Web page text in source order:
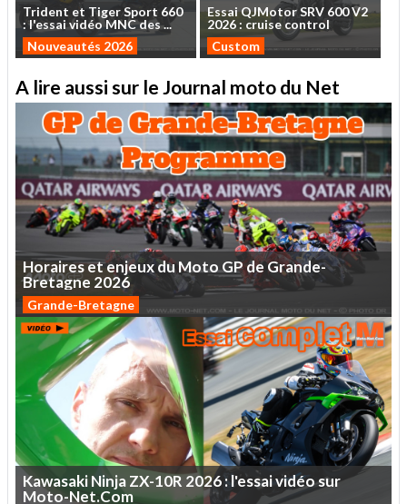
Trident et TigerSport 660
: l'essaividéo MNCdes...
Nouveautés 2026
EssaiQJMotorSRV 600V2
2026 : cruise control
Custom
A lire aussi sur le Journal moto du Net
HorairesetenjeuxduMotoGPdeGrande-
Bretagne 2026
Grande-Bretagne
KawasakiNinjaZX-10R2026:l'essaividéosur
Moto-Net.Com